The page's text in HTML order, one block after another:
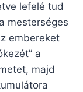
lefelé tud
mesterséges
embereket
a
majd